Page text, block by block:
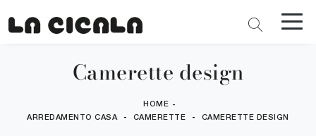
Camerette design
HOME -
ARREDAMENTO CASA - CAMERETTE - CAMERETTE DESIGN